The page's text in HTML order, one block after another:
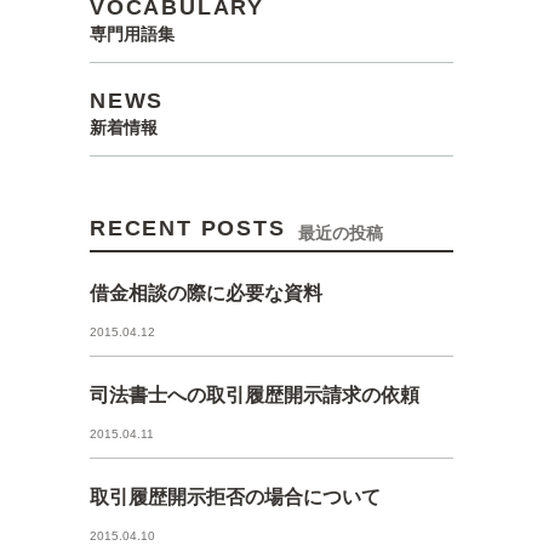
VOCABULARY
専門用語集
NEWS
新着情報
RECENT POSTS 最近の投稿
借金相談の際に必要な資料
2015.04.12
司法書士への取引履歴開示請求の依頼
2015.04.11
取引履歴開示拒否の場合について
2015.04.10